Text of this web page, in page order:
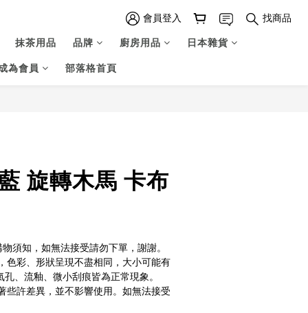
會員登入
找商品
抹茶用品
品牌 廚房用品
日本雜貨
為會員
部落格首頁
旋轉木馬 卡布
須知，如無法接受請勿下單，謝謝。
色彩、形狀呈現不盡相同，大小可能有
、流釉、微小刮痕皆為正常現象。
些許差異，並不影響使用。如無法接受